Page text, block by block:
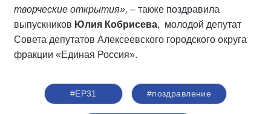
творческие открытия», – также поздравила
выпускников Юлия Кобрисева, молодой депутат
Совета депутатов Алексеевского городского округа
фракции «Единая Россия».
#ЕР31 #поздравление